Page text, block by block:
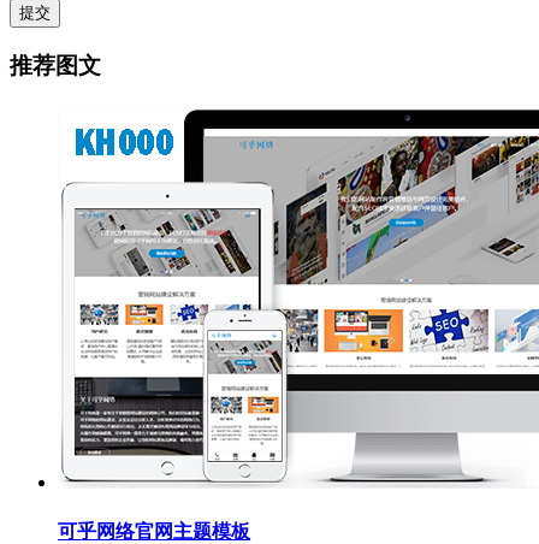
提交
推荐图文
可乎网络官网主题模板